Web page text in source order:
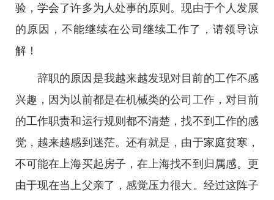
验，学会了许多为人处事的原则。现由于个人发展
的原因，不能继续在公司继续工作了，请领导谅
解！
辞职的原因是我越来越发现对目前的工作不感
兴趣，因为以前都是在机械类的公司工作，对目前
的工作职责和运行规则都不清楚，找不到工作的感
觉，越来越感到迷茫。还有就是，由于家庭贫寒，
不可能在上海买起房子，在上海找不到归属感。更
由于现在当上父亲了，感觉压力很大。经过这阵子